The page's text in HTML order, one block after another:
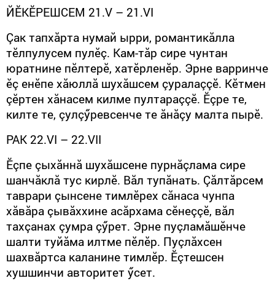
ЙӖКӖРЕШСЕМ 21.V – 21.VI
Çак тапхăрта нумай ырри, романтикăлла
тӗлпулусем пулӗç. Кам-тăр сире чунтан
юратнине пӗлтерӗ, хатӗрленӗр. Эрне варринче
ӗç енӗпе хăюллă шухăшсем çуралаççӗ. Кӗтмен
çӗртен хăнасем килме пултараççӗ. Ӗçре те,
килте те, çулçӳревсенче те ăнăçу малта пырӗ.
РАК 22.VI – 22.VII
Ӗçпе çыхăннă шухăшсене пурнăçлама сире
шанчăклă тус кирлӗ. Вăл тупăнать. Çăлтăрсем
таврари çынсене тимлӗрех сăнаса чунпа
хăвăра çывăххине асăрхама сӗнеççӗ, вăл
тахçанах çумра çӳрет. Эрне пуçламăшӗнче
шалти туйăма илтме пӗлӗр. Пуçлăхсен
шахвăртса каланине тимлӗр. Ӗçтешсен
хушшинчи авторитет ӳсет.